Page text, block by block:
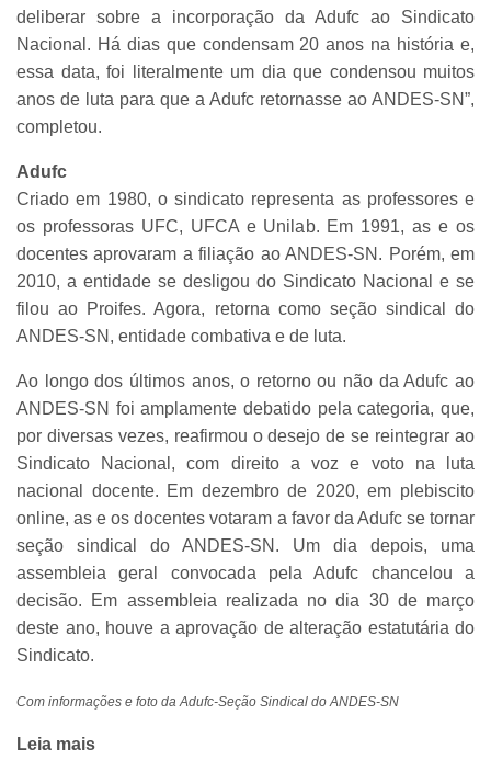
deliberar sobre a incorporação da Adufc ao Sindicato
Nacional. Há dias que condensam 20 anos na história e,
essa data, foi literalmente um dia que condensou muitos
anos de luta para que a Adufc retornasse ao ANDES-SN”,
completou.
Adufc
Criado em 1980, o sindicato representa as professores e
os professoras UFC, UFCA e Unilab. Em 1991, as e os
docentes aprovaram a filiação ao ANDES-SN. Porém, em
2010, a entidade se desligou do Sindicato Nacional e se
filou ao Proifes. Agora, retorna como seção sindical do
ANDES-SN, entidade combativa e de luta.
Ao longo dos últimos anos, o retorno ou não da Adufc ao
ANDES-SN foi amplamente debatido pela categoria, que,
por diversas vezes, reafirmou o desejo de se reintegrar ao
Sindicato Nacional, com direito a voz e voto na luta
nacional docente. Em dezembro de 2020, em plebiscito
online, as e os docentes votaram a favor da Adufc se tornar
seção sindical do ANDES-SN. Um dia depois, uma
assembleia geral convocada pela Adufc chancelou a
decisão. Em assembleia realizada no dia 30 de março
deste ano, houve a aprovação de alteração estatutária do
Sindicato.
Com informações e foto da Adufc-Seção Sindical do ANDES-SN
Leia mais